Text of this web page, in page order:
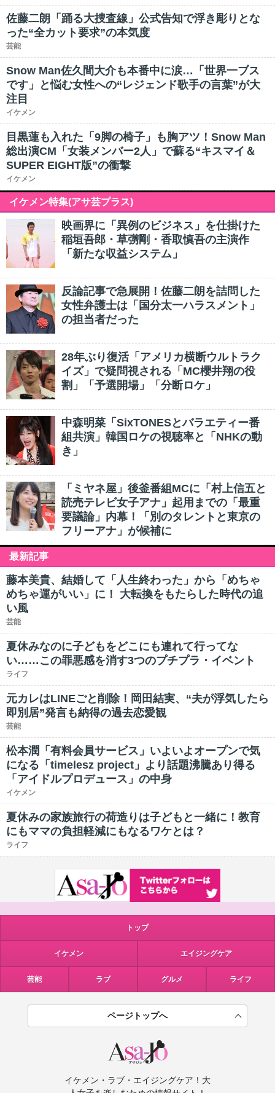
佐藤二朗「踊る大捜査線」公式告知で浮き彫りとな
った“全カット要求”の本気度
芸能
Snow Man佐久間大介も本番中に涙…「世界一ブス
です」と悩む女性への“レジェンド歌手の言葉”が大
注目
イケメン
目黒蓮も入れた「9脚の椅子」も胸アツ！Snow Man
総出演CM「女装メンバー2人」で蘇る“キスマイ＆
SUPER EIGHT版”の衝撃
イケメン
イケメン特集(アサ芸プラス)
映画界に「異例のビジネス」を仕掛けた
稲垣吾郎・草彅剛・香取慎吾の主演作
「新たな収益システム」
反論記事で急展開！佐藤二朗を詰問した
女性弁護士は「国分太一ハラスメント」
の担当者だった
28年ぶり復活「アメリカ横断ウルトラク
イズ」で疑問視される「MC櫻井翔の役
割」「予選開場」「分断ロケ」
中森明菜「SixTONESとバラエティー番
組共演」韓国ロケの視聴率と「NHKの動
き」
「ミヤネ屋」後釜番組MCに「村上信五と
読売テレビ女子アナ」起用までの「最重
要議論」内幕！「別のタレントと東京の
フリーアナ」が候補に
最新記事
藤本美貴、結婚して「人生終わった」から「めちゃ
めちゃ運がいい」に！ 大転換をもたらした時代の追
い風
芸能
夏休みなのに子どもをどこにも連れて行ってな
い……この罪悪感を消す3つのプチプラ・イベント
ライフ
元カレはLINEごと削除！岡田結実、“夫が浮気したら
即別居”発言も納得の過去恋愛観
芸能
松本潤「有料会員サービス」いよいよオープンで気
になる「timelesz project」より話題沸騰あり得る
「アイドルプロデュース」の中身
イケメン
夏休みの家族旅行の荷造りは子どもと一緒に！教育
にもママの負担軽減にもなるワケとは？
ライフ
トップ
イケメン エイジングケア
芸能 ラブ グルメ ライフ
ページトップへ
イケメン・ラブ・エイジングケア！大